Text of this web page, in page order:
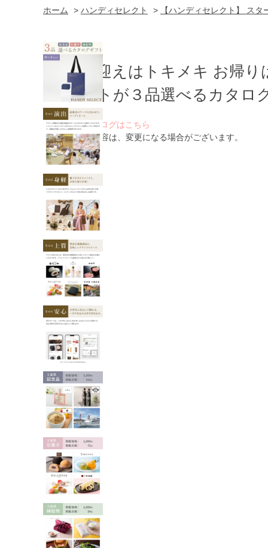
ホーム > ハンディセレクト > 【ハンディセレクト】 スタ
お出迎えはトキメキ お帰り
ゲストが３品選べるカタロ
WEBカタログはこちら
※ 掲載内容は、変更になる場合がございます。